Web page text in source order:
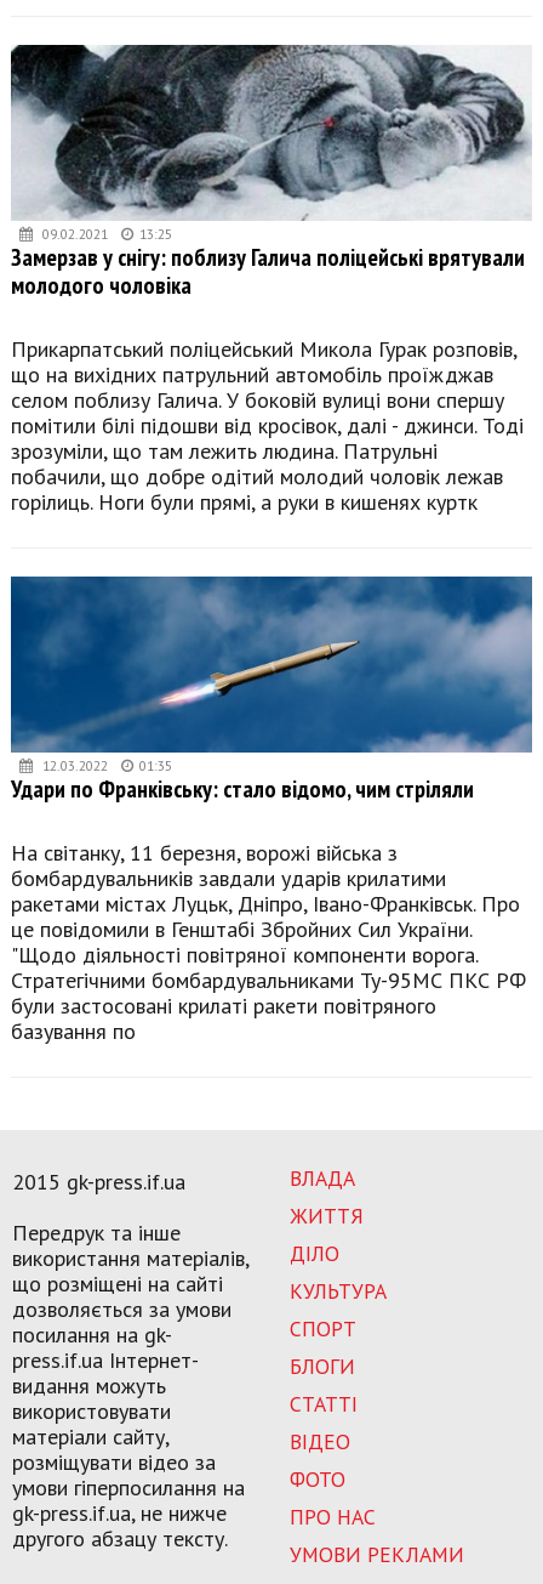
09.02.2021 13:25
Замерзав у снігу: поблизу Галича поліцейські врятували
молодого чоловіка
Прикарпатський поліцейський Микола Гурак розповів,
що на вихідних патрульний автомобіль проїжджав
селом поблизу Галича. У боковій вулиці вони спершу
помітили білі підошви від кросівок, далі - джинси. Тоді
зрозуміли, що там лежить людина. Патрульні
побачили, що добре одітий молодий чоловік лежав
горілиць. Ноги були прямі, а руки в кишенях куртк
12.03.2022 01:35
Удари по Франківську: стало відомо, чим стріляли
На світанку, 11 березня, ворожі війська з
бомбардувальників завдали ударів крилатими
ракетами містах Луцьк, Дніпро, Івано-Франківськ. Про
це повідомили в Генштабі Збройних Сил України.
"Щодо діяльності повітряної компоненти ворога.
Стратегічними бомбардувальниками Ту-95МС ПКС РФ
були застосовані крилаті ракети повітряного
базування по
ВЛАДА
ЖИТТЯ
ДІЛО
КУЛЬТУРА
СПОРТ
БЛОГИ
СТАТТІ
ВІДЕО
ФОТО
ПРО НАС
УМОВИ РЕКЛАМИ
2015 gk-press.if.ua
Передрук та інше
використання матеріалів,
що розміщені на сайті
дозволяється за умови
посилання на gk-
press.if.ua Інтернет-
видання можуть
використовувати
матеріали сайту,
розміщувати відео за
умови гіперпосилання на
gk-press.if.ua, не нижче
другого абзацу тексту.